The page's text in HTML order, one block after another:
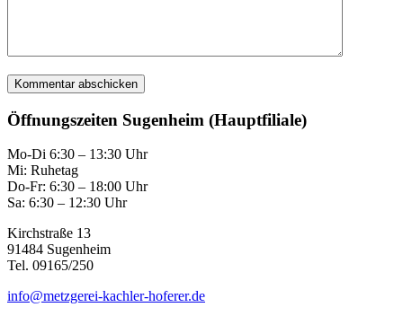
Öffnungszeiten Sugenheim (Hauptfiliale)
Mo-Di 6:30 – 13:30 Uhr
Mi: Ruhetag
Do-Fr: 6:30 – 18:00 Uhr
Sa: 6:30 – 12:30 Uhr
Kirchstraße 13
91484 Sugenheim
Tel. 09165/250
info@metzgerei-kachler-hoferer.de